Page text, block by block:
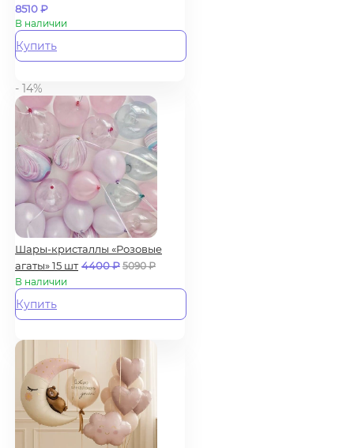
8510₽
В наличии
Купить
- 14%
Шары-кристаллы «Розовые
агаты» 15 шт 4400₽ 5090₽
В наличии
Купить